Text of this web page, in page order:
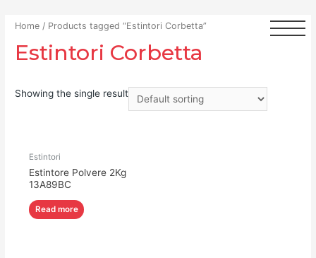
Home / Products tagged “Estintori Corbetta”
Estintori Corbetta
Showing the single result
Estintori
Estintore Polvere 2Kg
13A89BC
Read more